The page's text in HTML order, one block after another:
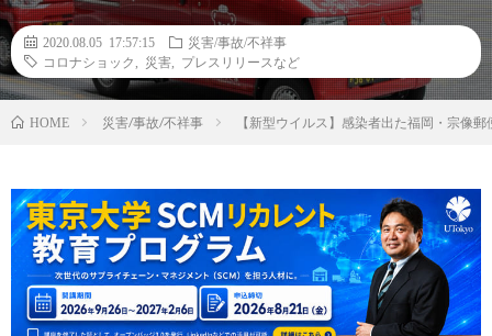
2020.08.05 17:57:15
災害/事故/不祥事
コロナショック
災害 プレスリリースなど
HOME 災害/事故/不祥事 【新型ウイルス】感染者出た福岡・宗像